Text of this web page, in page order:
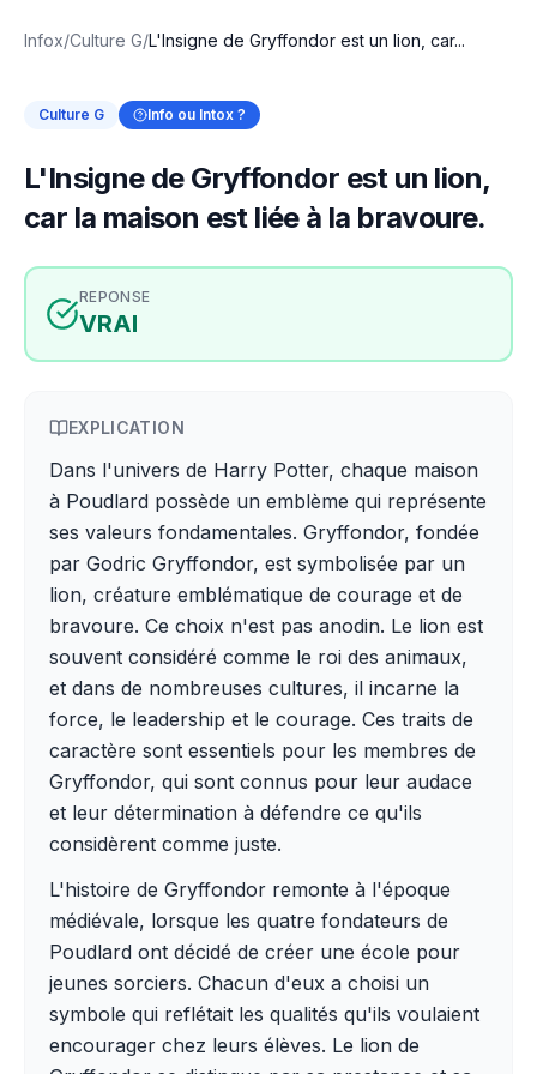
Infox/Culture G/L'Insigne de Gryffondor est un lion, car...
Culture G Info ou Intox ?
L'Insigne de Gryffondor est un lion,
car la maison est liée à la bravoure.
REPONSE
VRAI
EXPLICATION
Dans l'univers de Harry Potter, chaque maison
à Poudlard possède un emblème qui représente
ses valeurs fondamentales. Gryffondor, fondée
par Godric Gryffondor, est symbolisée par un
lion, créature emblématique de courage et de
bravoure. Ce choix n'est pas anodin. Le lion est
souvent considéré comme le roi des animaux,
et dans de nombreuses cultures, il incarne la
force, le leadership et le courage. Ces traits de
caractère sont essentiels pour les membres de
Gryffondor, qui sont connus pour leur audace
et leur détermination à défendre ce qu'ils
considèrent comme juste.
L'histoire de Gryffondor remonte à l'époque
médiévale, lorsque les quatre fondateurs de
Poudlard ont décidé de créer une école pour
jeunes sorciers. Chacun d'eux a choisi un
symbole qui reflétait les qualités qu'ils voulaient
encourager chez leurs élèves. Le lion de